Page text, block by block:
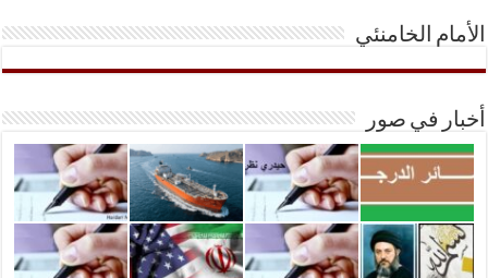
الأمام الخامنئي
أخبار في صور